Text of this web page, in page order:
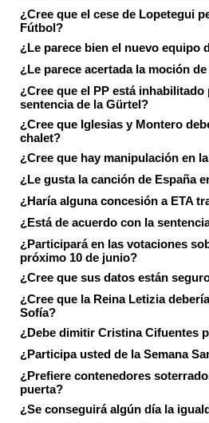
¿Cree que el cese de Lopetegui
Fútbol?
¿Le parece bien el nuevo equipo
¿Le parece acertada la moción
¿Cree que el PP está
sentencia de la Gürtel?
¿Cree que Iglesias y Montero
chalet?
¿Cree que hay manipulación en
¿Le gusta la canción de España
¿Haría alguna concesión a ETA
¿Está de acuerdo con la
¿Participará en las votaciones
próximo 10 de junio?
¿Cree que sus datos están
¿Cree que la Reina Letizia
Sofía?
¿Debe dimitir Cristina Cifuentes
¿Participa usted de la Semana
¿Prefiere contenedores
puerta?
¿Se conseguirá algún día la